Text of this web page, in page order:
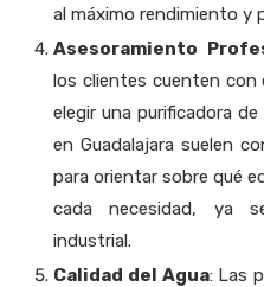
al máximo rendimiento y
Asesoramiento
los clientes cuenten con
elegir una purificadora
en Guadalajara suelen
para orientar sobre qué
cada necesidad, ya
industrial.
Calidad del Agua: Las